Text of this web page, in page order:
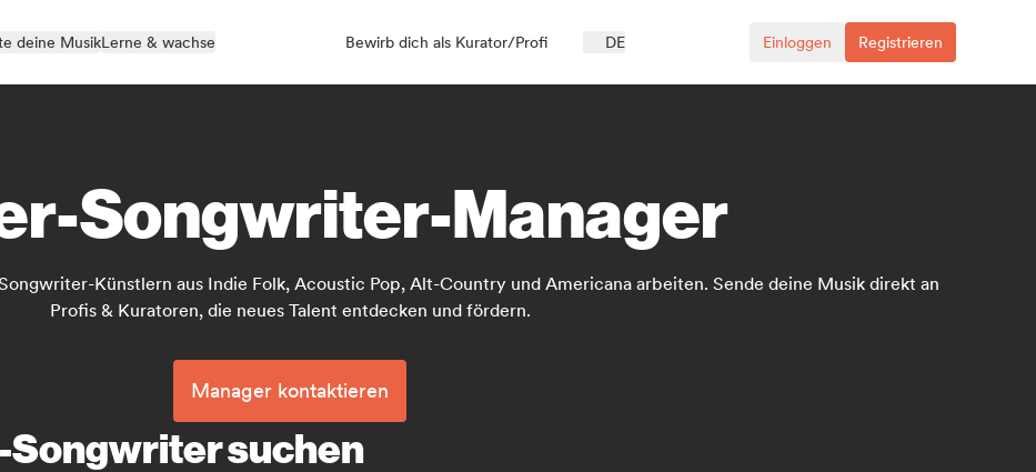
deine MusikLerne & wachse Bewirb dich als Kurator/Profi DE Einloggen Registrieren
Songwriter-Manager
Künstlern aus Indie Folk, Acoustic Pop, Alt-Country und Americana arbeiten. Sende deine Musik direkt an
Profis & Kuratoren, die neues Talent entdecken und fördern.
Manager kontaktieren
Songwriter suchen